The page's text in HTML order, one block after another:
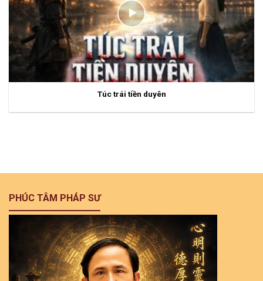
Túc trái tiền duyên
PHÚC TÂM PHÁP SƯ